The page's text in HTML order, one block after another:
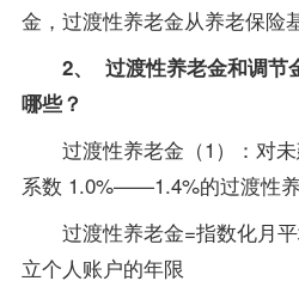
金，过渡性养老金从养老保险
2、 过渡性养老金和调节
哪些？
过渡性养老金（1）：对未
系数 1.0%——1.4%的过渡性养
过渡性养老金=指数化月平
立个人账户的年限